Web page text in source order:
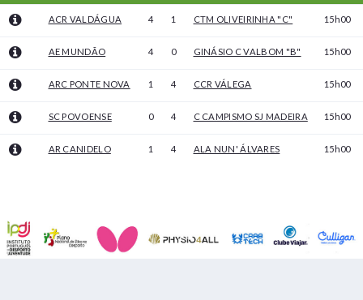
ACR VALDÁGUA 4 1 CTM OLIVEIRINHA "C" 15h00
AE MUNDÃO 4 0 GINÁSIO C VALBOM "B" 15h00
ARC PONTE NOVA 1 4 CCR VÁLEGA 15h00
SC POVOENSE 0 4 C CAMPISMO SJ MADEIRA 15h00
AR CANIDELO 1 4 ALA NUN' ÁLVARES 15h00